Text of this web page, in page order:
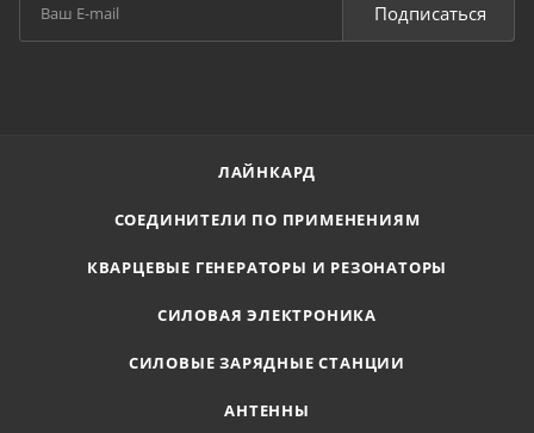
Подписаться
ЛАЙНКАРД
СОЕДИНИТЕЛИ ПО ПРИМЕНЕНИЯМ
КВАРЦЕВЫЕ ГЕНЕРАТОРЫ И РЕЗОНАТОРЫ
СИЛОВАЯ ЭЛЕКТРОНИКА
СИЛОВЫЕ ЗАРЯДНЫЕ СТАНЦИИ
АНТЕННЫ